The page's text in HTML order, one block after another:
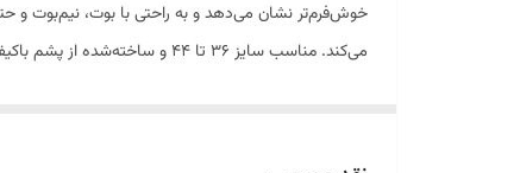
خوش‌فرم‌تر نشان می‌دهد و به راحتی با بوت، نیم‌بوت
می‌کند. مناسب سایز 36 تا 44 و ساخته‌شده از پشم باکیفیت برای روزهای سرد سال.